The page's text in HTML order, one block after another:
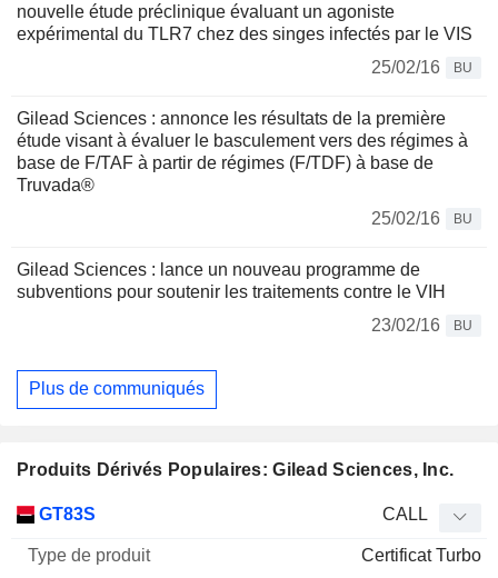
nouvelle étude préclinique évaluant un agoniste
expérimental du TLR7 chez des singes infectés par le VIS
25/02/16
BU
Gilead Sciences : annonce les résultats de la première
étude visant à évaluer le basculement vers des régimes à
base de F/TAF à partir de régimes (F/TDF) à base de
Truvada®
25/02/16
BU
Gilead Sciences : lance un nouveau programme de
subventions pour soutenir les traitements contre le VIH
23/02/16
BU
Plus de communiqués
Produits Dérivés Populaires: Gilead Sciences, Inc.
Mnemo Type produit
Cours
GT83S CALL
Certificat Turbo